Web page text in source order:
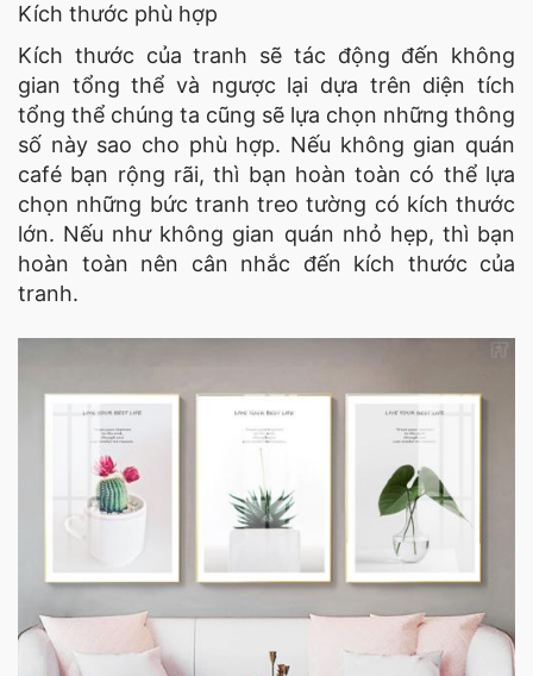
Kích thước phù hợp
Kích thước của tranh sẽ tác động đến không
gian tổng thể và ngược lại dựa trên diện tích
tổng thể chúng ta cũng sẽ lựa chọn những thông
số này sao cho phù hợp. Nếu không gian quán
café bạn rộng rãi, thì bạn hoàn toàn có thể lựa
chọn những bức tranh treo tường có kích thước
lớn. Nếu như không gian quán nhỏ hẹp, thì bạn
hoàn toàn nên cân nhắc đến kích thước của
tranh.